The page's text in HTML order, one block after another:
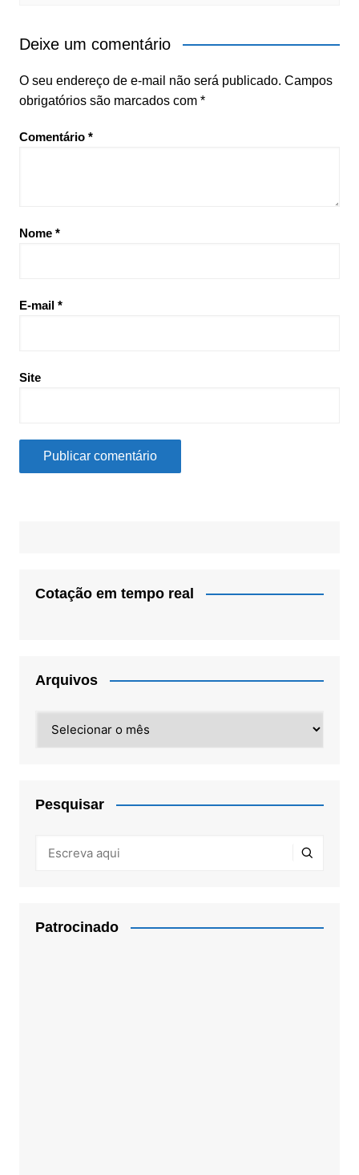
Deixe um comentário
O seu endereço de e-mail não será publicado. Campos
obrigatórios são marcados com *
Comentário *
Nome *
E-mail *
Site
Cotação em tempo real
Arquivos
Pesquisar
Patrocinado